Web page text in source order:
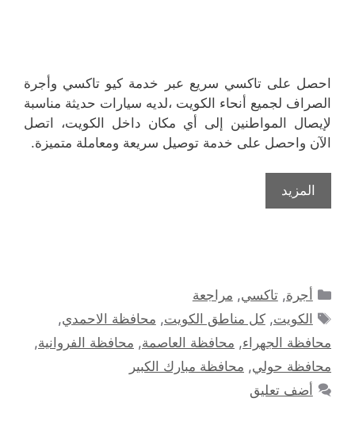
احصل على تاكسي سريع عبر خدمة كيو تاكسي وأجرة
الصراف لجميع أنحاء الكويت ،لديه سيارات حديثة مناسبة
لإيصال المواطنين إلى أي مكان داخل الكويت، اتصل
الآن واحصل على خدمة توصيل سريعة ومعاملة متميزة.
المزيد
التصنيفات
أجرة,تاكسي, مراجعة
الوسوم
الكويت,كل مناطق الكويت, محافظة الاحمدي,
محافظة الجهراء, محافظة العاصمة, محافظة الفروانية,
محافظة حولي, محافظة مبارك الكبير
أضف تعليق